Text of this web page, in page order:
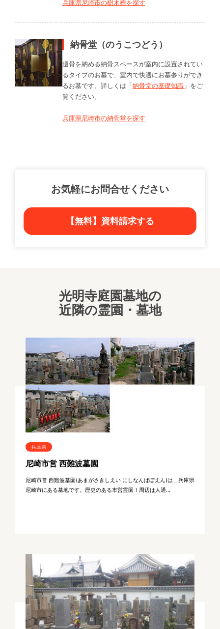
兵庫県尼崎市の樹木葬を探す
納骨堂（のうこつどう）
遺骨を納める納骨スペースが室内に設置されてい
るタイプのお墓で、室内で快適にお墓参りができ
るお墓です。詳しくは「納骨堂の基礎知識 」をご
覧ください。
兵庫県尼崎市の納骨堂を探す
お気軽にお問合せください
【無料】資料請求する
光明寺庭園墓地の
近隣の霊園・墓地
兵庫県
尼崎市営 西難波墓園
尼崎市営 西難波墓園(あまがさきしえい にしなんばぼえん)は、兵庫県
尼崎市にある墓地です。歴史のある市営霊園！周辺は人通...